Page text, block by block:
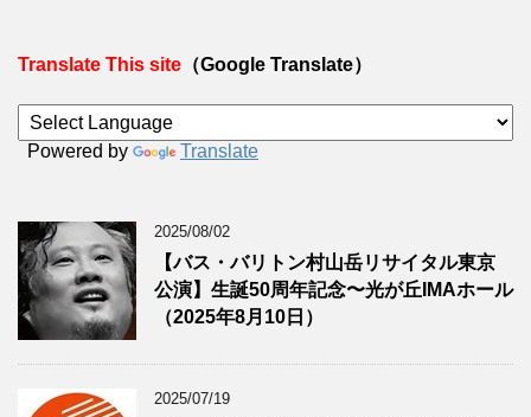
Translate This site （Google Translate）
Powered by Translate
2025/08/02
【バス・バリトン村山岳リサイタル東京
公演】生誕50周年記念〜光が丘IMAホール
（2025年8月10日）
2025/07/19